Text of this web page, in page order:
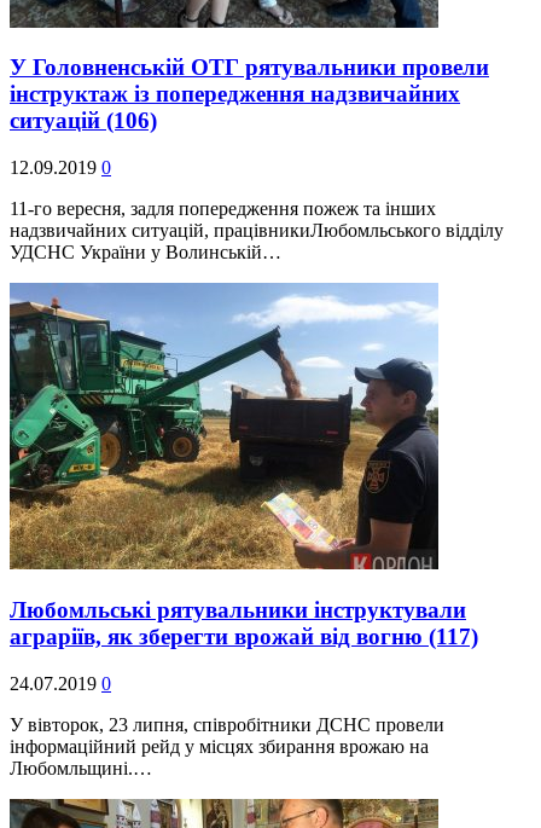
У Головненській ОТГ рятувальники провели
інструктаж із попередження надзвичайних
ситуацій (106)
12.09.2019 0
11-го вересня, задля попередження пожеж та інших
надзвичайних ситуацій, працівникиЛюбомльського відділу
УДСНС України у Волинській…
Любомльські рятувальники інструктували
аграріїв, як зберегти врожай від вогню (117)
24.07.2019 0
У вівторок, 23 липня, співробітники ДСНС провели
інформаційний рейд у місцях збирання врожаю на
Любомльщині.…